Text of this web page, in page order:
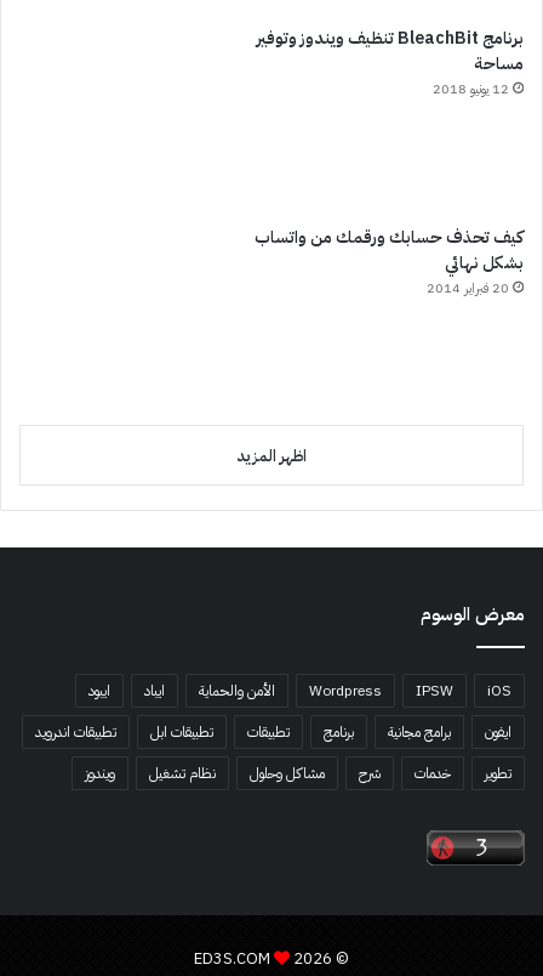
برنامج BleachBit تنظيف ويندوز وتوفير
مساحة
12 يونيو 2018
كيف تحذف حسابك ورقمك من واتساب
بشكل نهائي
20 فبراير 2014
اظهر المزيد
معرض الوسوم
iOS
IPSW
Wordpress الأمن والحماية ايباد
ايبود
ايفون
برامج مجانية برنامج تطبيقات تطبيقات ابل
تطبيقات اندرويد
تطوير
خدمات شرح مشاكل وحلول نظام تشغيل ويندوز
© 2026